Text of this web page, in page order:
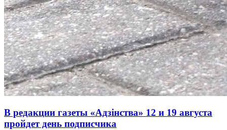
В редакции газеты «Адзінства» 12 и 19 августа
пройдет день подписчика